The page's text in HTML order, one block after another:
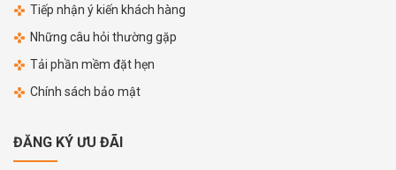
Tiếp nhận ý kiến khách hàng
Những câu hỏi thường gặp
Tải phần mềm đặt hẹn
Chính sách bảo mật
ĐĂNG KÝ ƯU ĐÃI